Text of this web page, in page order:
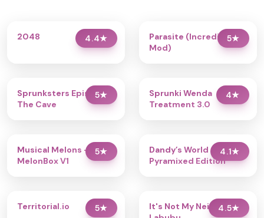
4.4★
2048 5★
Parasite (Incredibox
Mod)
5★
Sprunksters Episode 2:
The Cave
4★
Sprunki Wenda
Treatment 3.0
5★
Musical Melons –
MelonBox V1
4.1★
Dandy’s World
Pyramixed Edition
5★
Territorial.io 4.5★
It's Not My Neighbor: